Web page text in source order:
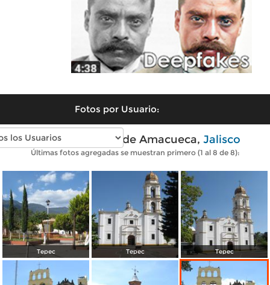
Fotos por Usuario:
Fotos modernas de Amacueca, Jalisco
Últimas fotos agregadas se muestran primero (1 al 8 de 8):
Tepec Tepec Tepec